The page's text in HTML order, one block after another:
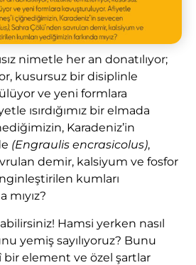
nimetle her an donatılıyor;
kusursuz bir disiplinle
ve yeni formlara
ısırdığımız bir elmada
Karadeniz’in
(Engraulis encrasicolus),
demir, kalsiyum ve fosfor
kumları
mıyız?
Hamsi yerken nasıl
yemiş sayılıyoruz? Bunu
element ve özel şartlar